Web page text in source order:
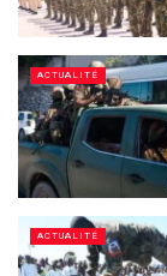
ACTUALITÉ
ACTUALITÉ